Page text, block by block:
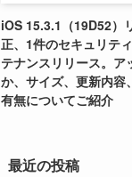
iOS 15.3.1（19D52）
正、1件のセキュリテ
テナンスリリース。ア
か、サイズ、更新内容
有無についてご紹介
最近の投稿